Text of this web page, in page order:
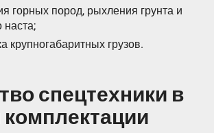
горных пород, рыхления грунта и
наста;
крупногабаритных грузов.
спецтехники в